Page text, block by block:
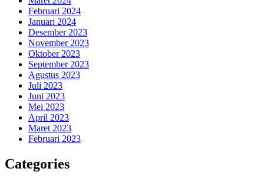
Februari 2024
Januari 2024
Desember 2023
November 2023
Oktober 2023
September 2023
Agustus 2023
Juli 2023
Juni 2023
Mei 2023
April 2023
Maret 2023
Februari 2023
Categories